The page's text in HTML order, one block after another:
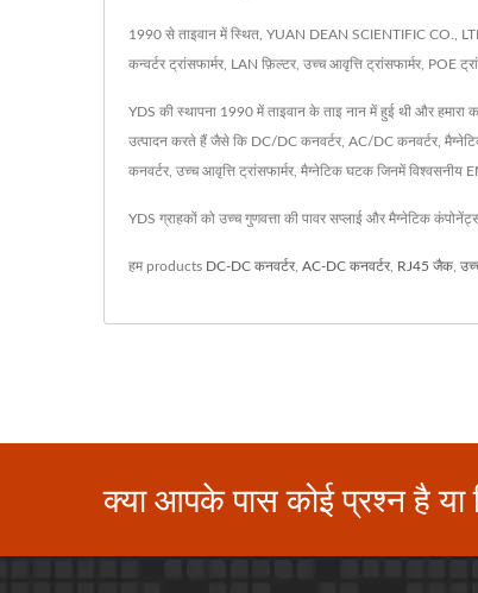
1990 से ताइवान में स्थित, YUAN DEAN SCIENTIFIC CO.,
कन्वर्टर ट्रांसफार्मर, LAN फ़िल्टर, उच्च आवृत्ति ट्रांसफार्मर, POE
YDS की स्थापना 1990 में ताइवान के ताइ नान में हुई थी और
उत्पादन करते हैं जैसे कि DC/DC कनवर्टर, AC/DC कनवर्टर,
कनवर्टर, उच्च आवृत्ति ट्रांसफार्मर, मैग्नेटिक घटक जिनमें
YDS ग्राहकों को उच्च गुणवत्ता की पावर सप्लाई और मैग्नेटिक
हम products DC-DC कनवर्टर, AC-DC कनवर्टर, RJ45 जैक,
क्या आपके पास कोई प्रश्न है या